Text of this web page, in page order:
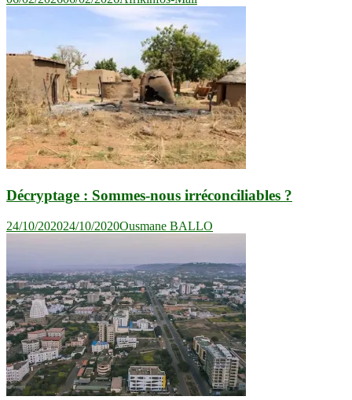
Décryptage : Sommes-nous irréconciliables ?
24/10/202024/10/2020Ousmane BALLO